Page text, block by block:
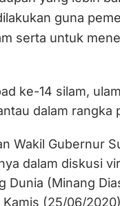
guna
serta untuk
ke-14 silam,
dalam rangka
Wakil Gubernur
dalam diskusi
Dunia (Minang
Kamis (25/06/